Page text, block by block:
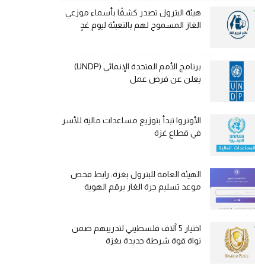
هيئة البترول تصدر كشفًا بأسماء موزعي
الغاز المسموح لهم بالتعبئة ليوم غدٍ
برنامج الأمم المتحدة الإنمائي (UNDP)
يعلن عن فرص عمل
الأونروا تبدأ بتوزيع مساعدات مالية للأسر
في قطاع غزة
الهيئة العامة للبترول بغزة: رابط فحص
موعد تسليم جرة الغاز برقم الهوية
اختيار 5 آلاف فلسطيني لتدريبهم ضمن
نواة قوة شرطة جديدة بغزة